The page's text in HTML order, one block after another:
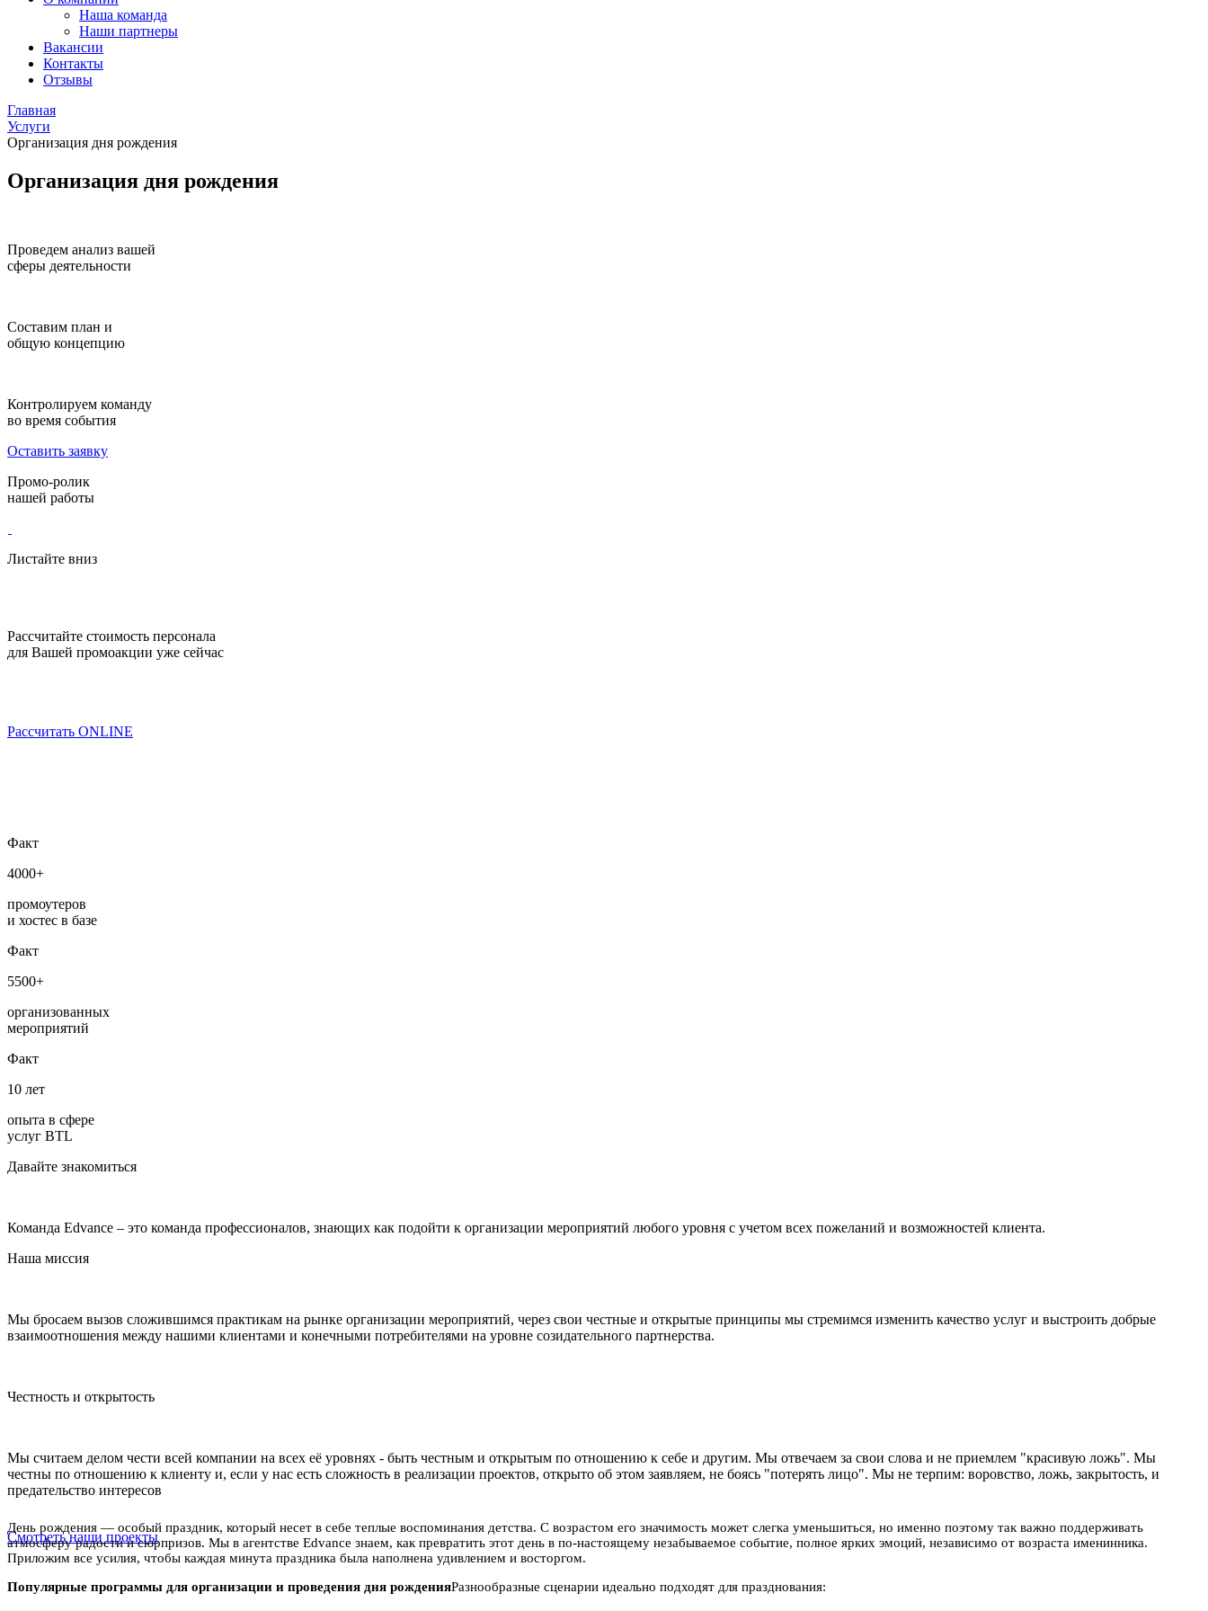
Наша команда
Наши партнеры
Вакансии
Контакты
Отзывы
Главная
Услуги
Организация дня рождения
Организация дня рождения
Проведем анализ вашей
сферы деятельности
Составим план и
общую концепцию
Контролируем команду
во время события
Оставить заявку
Промо-ролик
нашей работы
Листайте вниз
Рассчитайте стоимость персонала
для Вашей промоакции уже сейчас
Рассчитать ONLINE
Факт
4000+
промоутеров
и хостес в базе
Факт
5500+
организованных
мероприятий
Факт
10 лет
опыта в сфере
услуг BTL
Давайте знакомиться
Команда Edvance – это команда профессионалов, знающих как подойти к организации мероприятий любого уровня с учетом всех пожеланий и возможностей клиента.
Наша миссия
Мы бросаем вызов сложившимся практикам на рынке организации мероприятий, через свои честные и открытые принципы мы стремимся изменить качество услуг и выстроить добрые
взаимоотношения между нашими клиентами и конечными потребителями на уровне созидательного партнерства.
Честность и открытость
Мы считаем делом чести всей компании на всех её уровнях - быть честным и открытым по отношению к себе и другим. Мы отвечаем за свои слова и не приемлем "красивую ложь". Мы
честны по отношению к клиенту и, если у нас есть сложность в реализации проектов, открыто об этом заявляем, не боясь "потерять лицо". Мы не терпим: воровство, ложь, закрытость, и
предательство интересов
Смотреть наши проекты
День рождения — особый праздник, который несет в себе теплые воспоминания детства. С возрастом его значимость может слегка уменьшиться, но именно поэтому так важно поддерживать
атмосферу радости и сюрпризов. Мы в агентстве Edvance знаем, как превратить этот день в по-настоящему незабываемое событие, полное ярких эмоций, независимо от возраста именинника.
Приложим все усилия, чтобы каждая минута праздника была наполнена удивлением и восторгом.
Популярные программы для организации и проведения дня рожденияРазнообразные сценарии идеально подходят для празднования: